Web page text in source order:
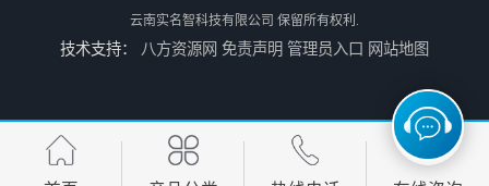
德宏工业闸门厂家 普洱大型闸门厂家
云南实名智科技有限公司 保留所有权利.
技术支持： 八方资源网 免责声明 管理员入口 网站地图